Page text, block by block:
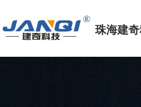
珠海建